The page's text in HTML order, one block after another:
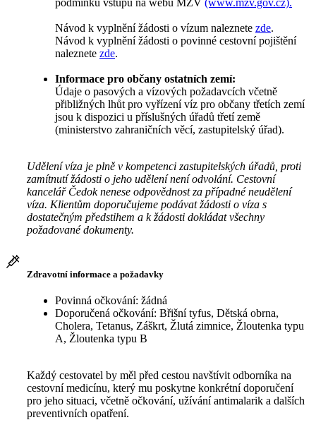
Návod k vyplnění žádosti o vízum naleznete zde.
Návod k vyplnění žádosti o povinné cestovní pojištění
naleznete zde.
Informace pro občany ostatních zemí:
Údaje o pasových a vízových požadavcích včetně
přibližných lhůt pro vyřízení víz pro občany třetích zemí
jsou k dispozici u příslušných úřadů třetí země
(ministerstvo zahraničních věcí, zastupitelský úřad).
Udělení víza je plně v kompetenci zastupitelských úřadů, proti
zamítnutí žádosti o jeho udělení není odvolání. Cestovní
kancelář Čedok nenese odpovědnost za případné neudělení
víza. Klientům doporučujeme podávat žádosti o víza s
dostatečným předstihem a k žádosti dokládat všechny
požadované dokumenty.
Zdravotní informace a požadavky
Povinná očkování: žádná
Doporučená očkování: Břišní tyfus, Dětská obrna,
Cholera, Tetanus, Záškrt, Žlutá zimnice, Žloutenka typu
A, Žloutenka typu B
Každý cestovatel by měl před cestou navštívit odborníka na
cestovní medicínu, který mu poskytne konkrétní doporučení
pro jeho situaci, včetně očkování, užívání antimalarik a dalších
preventivních opatření.